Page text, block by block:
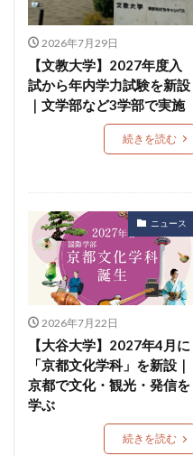
2026年7月29日
【文教大学】2027年度入
試から年内学力試験を新設
｜文学部など3学部で実施
続きを読む
ニュース
2026年7月22日
【大谷大学】2027年4月に
「京都文化学科」を新設｜
京都で文化・観光・発信を
学ぶ
続きを読む